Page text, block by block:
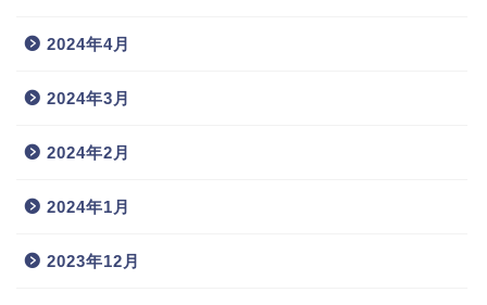
2024年4月
2024年3月
2024年2月
2024年1月
2023年12月